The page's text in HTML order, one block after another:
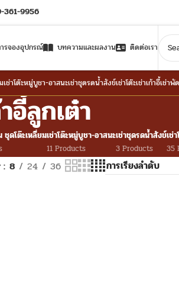
361-9956
รจองอุปกรณ์ บทความและผลงาน ติดต่อเรา
เช่าโต๊ะหมู่บูชา-อาสนะเช่าชุดรดน้ำสังข์เช่าโต๊ะเช่าเก้าอี้เช่าพั
อี้ลูกเต๋า
ชุดโต๊ะเหลี่ยมเช่าโต๊ะหมู่บูชา-อาสนะ
11 Products
เช่าชุดรดน้ำสังข์
3 Products
เช่
35
8 24 36